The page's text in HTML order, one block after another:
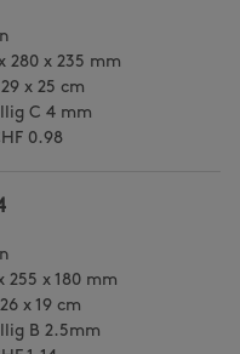
280 x 235 mm
x 25 cm
C 4 mm
0.98
255 x 180 mm
x 19 cm
B 2.5mm